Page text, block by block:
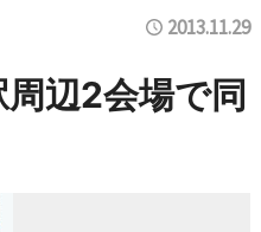
2013.11.29
辺2会場で同